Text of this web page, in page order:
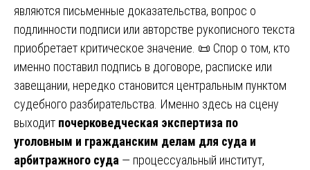
являются письменные доказательства, вопрос о
подлинности подписи или авторстве рукописного текста
приобретает критическое значение. 📜 Спор о том, кто
именно поставил подпись в договоре, расписке или
завещании, нередко становится центральным пунктом
судебного разбирательства. Именно здесь на сцену
выходит почерковедческая экспертиза по
уголовным и гражданским делам для суда и
арбитражного суда — процессуальный институт,